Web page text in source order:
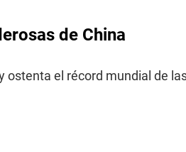
de China
ostenta el récord mundial de